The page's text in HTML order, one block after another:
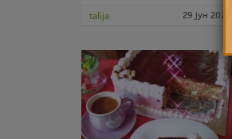
talija 29 јун 2021